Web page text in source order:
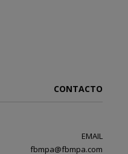
CONTACTO
EMAIL
fbmpa@fbmpa.com